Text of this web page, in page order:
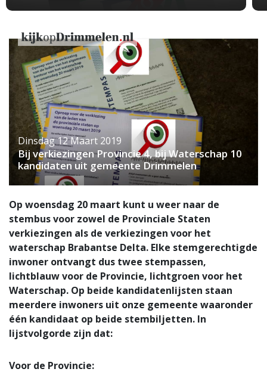
Dinsdag 12 Maart 2019
Bij verkiezingen Provincie 4, bij Waterschap 10
kandidaten uit gemeente Drimmelen
Op woensdag 20 maart kunt u weer naar de
stembus voor zowel de Provinciale Staten
verkiezingen als de verkiezingen voor het
waterschap Brabantse Delta. Elke stemgerechtigde
inwoner ontvangt dus twee stempassen,
lichtblauw voor de Provincie, lichtgroen voor het
Waterschap. Op beide kandidatenlijsten staan
meerdere inwoners uit onze gemeente waaronder
één kandidaat op beide stembiljetten. In
lijstvolgorde zijn dat:
Voor de Provincie: